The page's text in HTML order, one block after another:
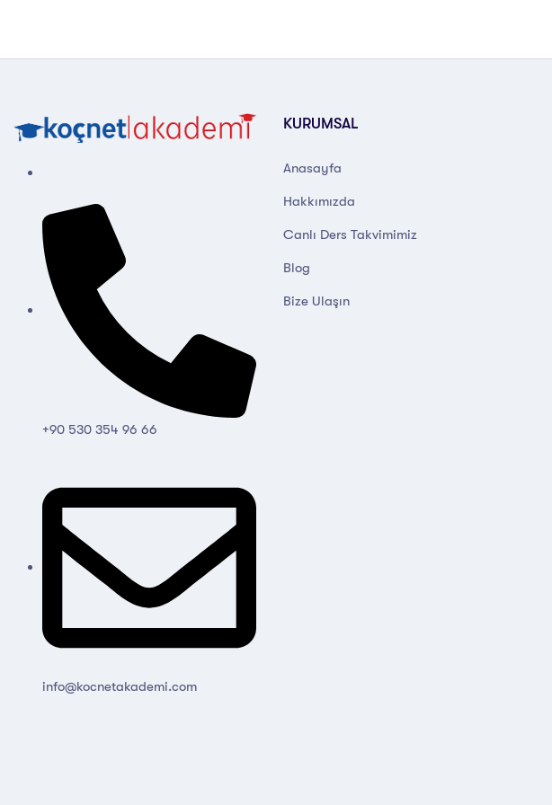
+90 530 354 96 66
info@kocnetakademi.com
KURUMSAL
Anasayfa
Hakkımızda
Canlı Ders Takvimimiz
Blog
Bize Ulaşın